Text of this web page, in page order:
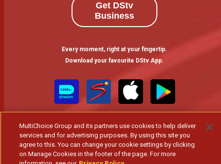
Get DStv
Business
Every moment, right at your fingertip.
Download your favourite DStv App.
MultiChoice Group and its partners use cookies to help deliver
services and for advertising purposes. By using this site you
agree to this. You can change your cookie settings by clicking
on Manage Cookies in the footer of the page. For more